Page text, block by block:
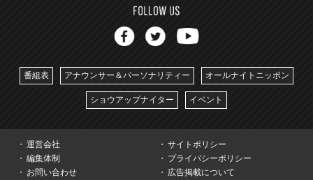
番組表 アナウンサー＆パーソナリティー オールナイトニッポン
ショウアップナイター イベント
運営会社
サイトポリシー
編集体制
プライバシーポリシー
お問い合わせ
広告掲載について